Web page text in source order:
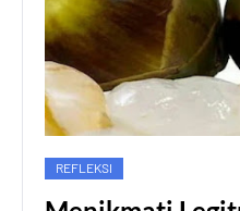
REFLEKSI